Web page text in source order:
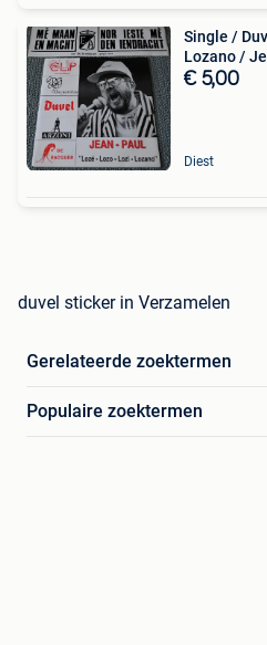
Single /
Lozano /
€ 5,00
Diest
duvel sticker in Verzamelen
Gerelateerde zoektermen
Populaire zoektermen